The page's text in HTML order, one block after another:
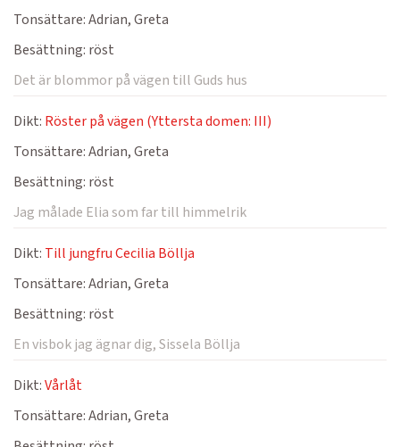
Tonsättare:Adrian, Greta
Besättning: röst
Det är blommor på vägen till Guds hus
Dikt: Röster på vägen (Yttersta domen: III)
Tonsättare:Adrian, Greta
Besättning: röst
Jag målade Elia som far till himmelrik
Dikt: Till jungfru Cecilia Böllja
Tonsättare:Adrian, Greta
Besättning: röst
En visbok jag ägnar dig, Sissela Böllja
Dikt:Vårlåt
Tonsättare:Adrian, Greta